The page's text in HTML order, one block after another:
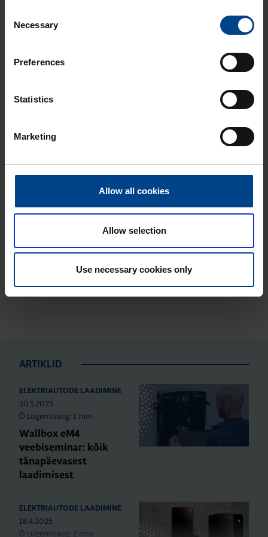
Selection
Necessary
Preferences
Statistics
Marketing
Allow all cookies
Allow selection
Use necessary cookies only
osad
UTU­FOX – väli­kil­pide lukus­
tus­tar­vi­kud
ARTIKLID
ELEKTRIAUTODE LAADIMINE
30.5.2025
Lugemisaeg: 1 min
Wallbox eM4
veebiseminar: kõik
tänapäevasest
laadimisest
ELEKTRIAUTODE LAADIMINE
18.4.2025
Lugemisaeg: 2 min